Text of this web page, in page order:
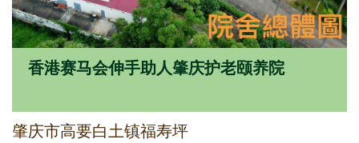
香港赛马会伸手助人肇庆护老颐养院
肇庆市高要白土镇福寿坪